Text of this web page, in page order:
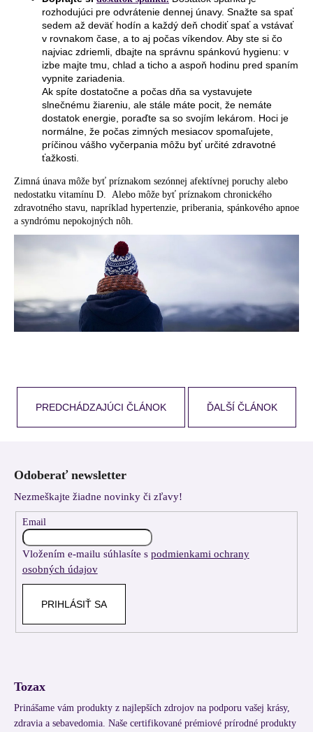
rozhodujúci pre odvrátenie dennej únavy. Snažte sa spať
sedem až deväť hodín a každý deň chodiť spať a vstávať
v rovnakom čase, a to aj počas víkendov. Aby ste si čo
najviac zdriemli, dbajte na správnu spánkovú hygienu: v
izbe majte tmu, chlad a ticho a aspoň hodinu pred spaním
vypnite zariadenia.
Ak spíte dostatočne a počas dňa sa vystavujete
slnečnému žiareniu, ale stále máte pocit, že nemáte
dostatok energie, poraďte sa so svojím lekárom. Hoci je
normálne, že počas zimných mesiacov spomaľujete,
príčinou vášho vyčerpania môžu byť určité zdravotné
ťažkosti.
Zimná únava môže byť príznakom sezónnej afektívnej poruchy alebo
nedostatku vitamínu D. Alebo môže byť príznakom chronického
zdravotného stavu, napríklad hypertenzie, priberania, spánkového apnoe
a syndrómu nepokojných nôh.
PREDCHÁDZAJÚCI ČLÁNOK ĎALŠÍ ČLÁNOK
Odoberať newsletter
Nezmeškajte žiadne novinky či zľavy!
Email
Vložením e-mailu súhlasíte s podmienkami ochrany
osobných údajov
PRIHLÁSIŤ SA
Tozax
Prinášame vám produkty z najlepších zdrojov na podporu vašej krásy,
zdravia a sebavedomia. Naše certifikované prémiové prírodné produkty